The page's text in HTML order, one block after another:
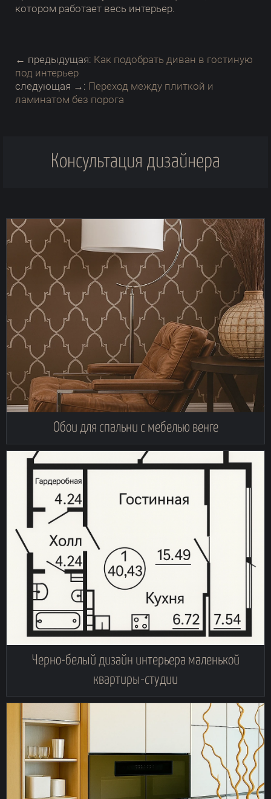
котором работает весь интерьер.
← предыдущая: Как подобрать диван в гостиную
под интерьер
следующая →: Переход между плиткой и
ламинатом без порога
Консультация дизайнера
Обои для спальни с мебелью венге
Черно-белый дизайн интерьера маленькой
квартиры-студии